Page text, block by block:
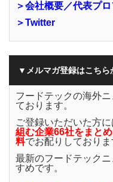
＞会社概要／代表プ
＞Twitter
▼メルマガ登録はこち
フードテックの海外
ております。
ご登録いただいた方に
組む企業66社をまと
料でお配りしておりま
最新のフードテック
すめです。